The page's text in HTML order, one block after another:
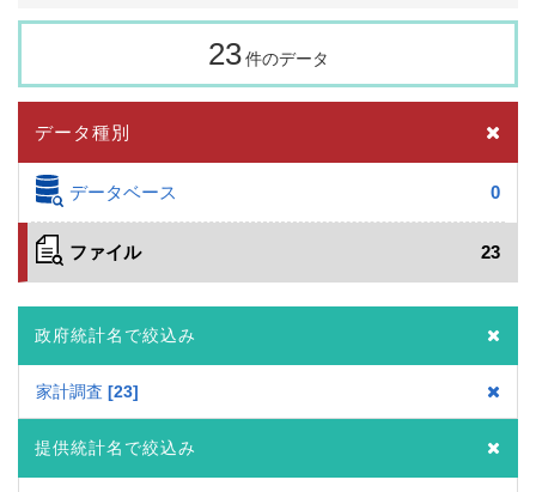
23 件のデータ
データ種別
データベース 0
ファイル 23
政府統計名で絞込み
家計調査 23
提供統計名で絞込み